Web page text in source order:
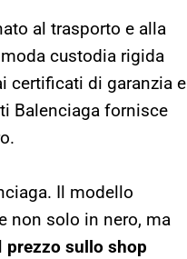
al trasporto e alla
custodia rigida
certificati di garanzia e
Balenciaga fornisce
Il modello
non solo in nero, ma
prezzo sullo shop